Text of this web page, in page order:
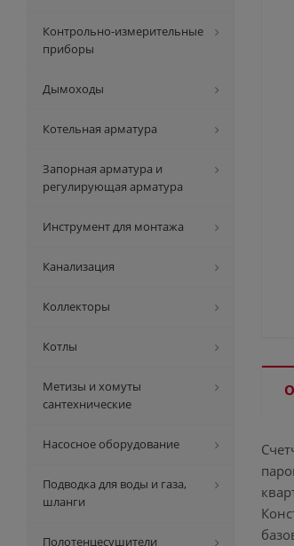
Контрольно-измерительные
приборы
Дымоходы
Котельная арматура
Запорная арматура и
регулирующая арматура
Инструмент для монтажа
Канализация
Коллекторы
Котлы
Метизы и хомуты
сантехнические
Насосное оборудование
Подводка для воды и газа,
шланги
Полотенцесушители